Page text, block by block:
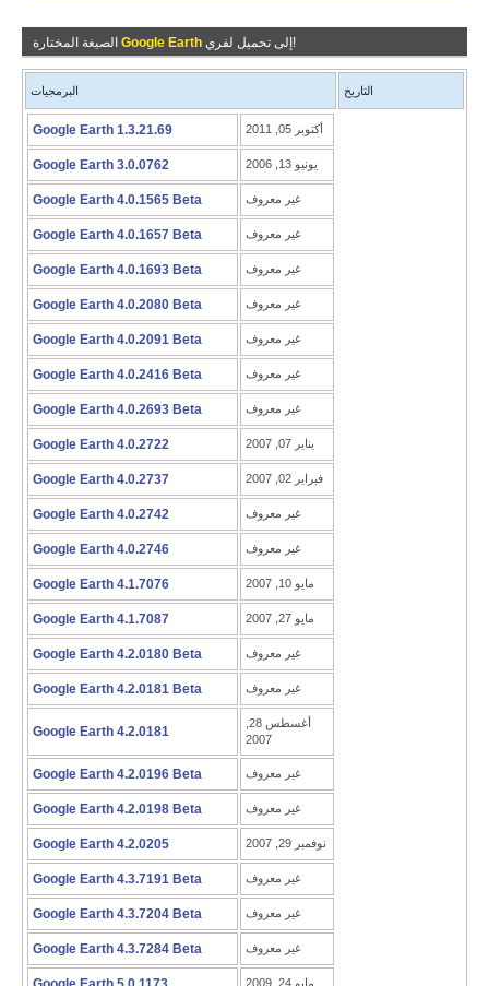
Google Earth إلى تحميل لفري!
البرمجيات التاريخ
Google Earth 1.3.21.69 أكتوبر 05, 2011
Google Earth 3.0.0762 يونيو 13, 2006
Google Earth 4.0.1565 Beta غير معروف
Google Earth 4.0.1657 Beta غير معروف
Google Earth 4.0.1693 Beta غير معروف
Google Earth 4.0.2080 Beta غير معروف
Google Earth 4.0.2091 Beta غير معروف
Google Earth 4.0.2416 Beta غير معروف
Google Earth 4.0.2693 Beta غير معروف
Google Earth 4.0.2722 يناير 07, 2007
Google Earth 4.0.2737 فبراير 02, 2007
Google Earth 4.0.2742 غير معروف
Google Earth 4.0.2746 غير معروف
Google Earth 4.1.7076 مايو 10, 2007
Google Earth 4.1.7087 مايو 27, 2007
Google Earth 4.2.0180 Beta غير معروف
Google Earth 4.2.0181 Beta غير معروف
Google Earth 4.2.0181
2007
Google Earth 4.2.0196 Beta غير معروف
Google Earth 4.2.0198 Beta غير معروف
Google Earth 4.2.0205 نوفمبر 29, 2007
Google Earth 4.3.7191 Beta غير معروف
Google Earth 4.3.7204 Beta غير معروف
Google Earth 4.3.7284 Beta غير معروف
مايو 24, 2009